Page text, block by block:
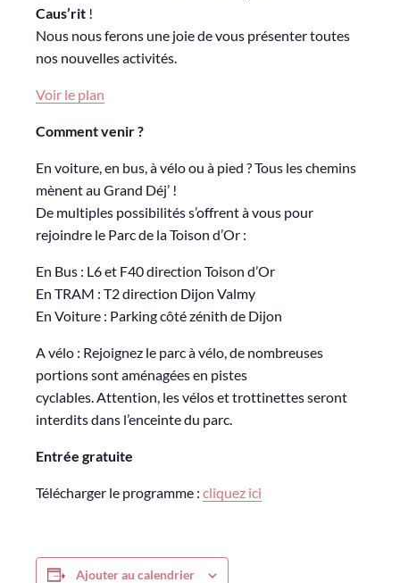
Caus’rit !
Nous nous ferons une joie de vous présenter toutes
nos nouvelles activités.
Voir le plan
Comment venir ?
En voiture, en bus, à vélo ou à pied ? Tous les chemins
mènent au Grand Déj’ !
De multiples possibilités s’offrent à vous pour
rejoindre le Parc de la Toison d’Or :
En Bus : L6 et F40 direction Toison d’Or
En TRAM : T2 direction Dijon Valmy
En Voiture : Parking côté zénith de Dijon
A vélo : Rejoignez le parc à vélo, de nombreuses
portions sont aménagées en pistes
cyclables. Attention, les vélos et trottinettes seront
interdits dans l’enceinte du parc.
Entrée gratuite
Télécharger le programme : cliquez ici
Ajouter au calendrier